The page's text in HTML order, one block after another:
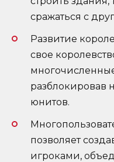
сражаться с
Развитие
свое
разблокировав
юнитов.
позволяет
игроками,